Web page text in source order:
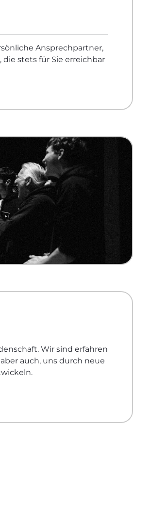
Ansprechpartner,
stets für Sie erreichbar
Wir sind erfahren
auch, uns durch neue